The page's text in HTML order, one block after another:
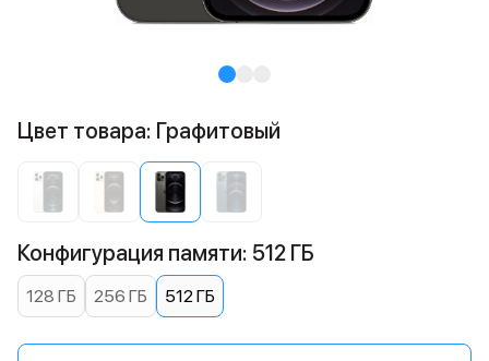
Цвет товара: Графитовый
Конфигурация памяти: 512 ГБ
128 ГБ 256 ГБ 512 ГБ